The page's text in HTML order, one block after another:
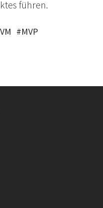
führen.
#MVP